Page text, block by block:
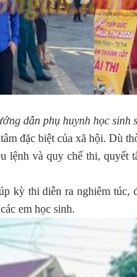
dẫn phụ huynh học
đặc biệt của xã hội. Dù
lệnh và quy chế thi,
kỳ thi diễn ra nghiêm túc,
em học sinh.